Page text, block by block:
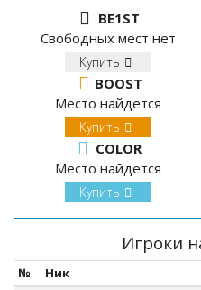
BE1ST
Свободных мест нет
Купить
BOOST
Место найдется
Купить
COLOR
Место найдется
Купить
Игроки
№ Ник